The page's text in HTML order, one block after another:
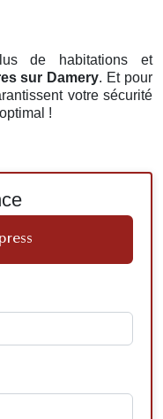
de habitations et
sur Damery. Et pour
votre sécurité
!